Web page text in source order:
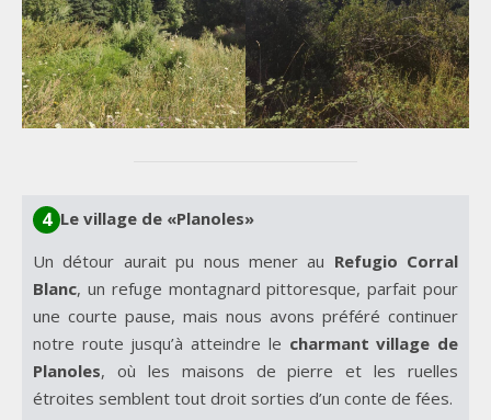
4 Le village de «Planoles»
Un détour aurait pu nous mener au Refugio Corral
Blanc, un refuge montagnard pittoresque, parfait pour
une courte pause, mais nous avons préféré continuer
notre route jusqu’à atteindre le charmant village de
Planoles, où les maisons de pierre et les ruelles
étroites semblent tout droit sorties d’un conte de fées.